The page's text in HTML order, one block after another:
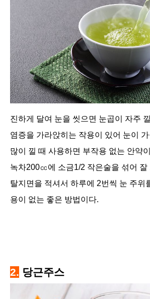
진하게 달여 눈을 씻으면 눈곱이 자주
염증을 가라앉히는 작용이 있어 눈이 가
많이 낄 때 사용하면 부작용 없는 안약
녹차200㏄에 소금1/2 작은술을 섞어 잘
탈지면을 적셔서 하루에 2번씩 눈 주위
용이 없는 좋은 방법이다.
2. 당근주스